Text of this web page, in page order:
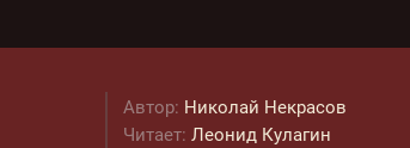
Автор: Николай Некрасов
Читает: Леонид Кулагин